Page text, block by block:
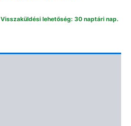
Visszaküldési lehetőség: 30 naptári nap.